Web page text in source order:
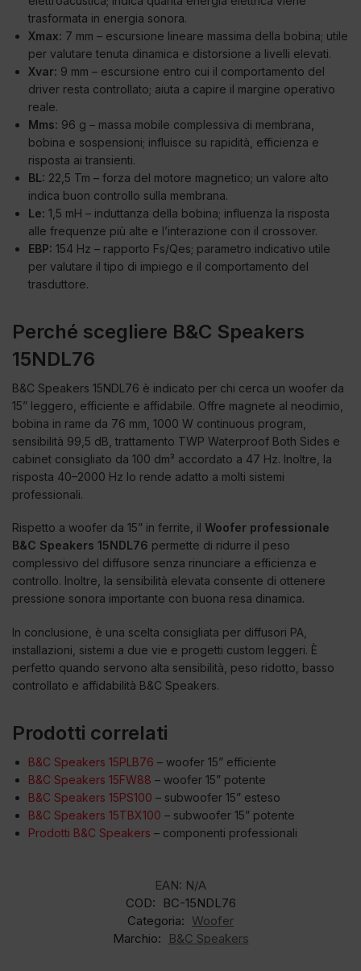
trasformata in energia sonora.
Xmax: 7 mm – escursione lineare massima della bobina; utile
per valutare tenuta dinamica e distorsione a livelli elevati.
Xvar: 9 mm – escursione entro cui il comportamento del
driver resta controllato; aiuta a capire il margine operativo
reale.
Mms: 96 g – massa mobile complessiva di membrana,
bobina e sospensioni; influisce su rapidità, efficienza e
risposta ai transienti.
BL: 22,5 Tm – forza del motore magnetico; un valore alto
indica buon controllo sulla membrana.
Le: 1,5 mH – induttanza della bobina; influenza la risposta
alle frequenze più alte e l’interazione con il crossover.
EBP: 154 Hz – rapporto Fs/Qes; parametro indicativo utile
per valutare il tipo di impiego e il comportamento del
trasduttore.
Perché scegliere B&C Speakers
15NDL76
B&C Speakers 15NDL76 è indicato per chi cerca un woofer da
15” leggero, efficiente e affidabile. Offre magnete al neodimio,
bobina in rame da 76 mm, 1000 W continuous program,
sensibilità 99,5 dB, trattamento TWP Waterproof Both Sides e
cabinet consigliato da 100 dm³ accordato a 47 Hz. Inoltre, la
risposta 40–2000 Hz lo rende adatto a molti sistemi
professionali.
Rispetto a woofer da 15” in ferrite, il Woofer professionale
B&C Speakers 15NDL76 permette di ridurre il peso
complessivo del diffusore senza rinunciare a efficienza e
controllo. Inoltre, la sensibilità elevata consente di ottenere
pressione sonora importante con buona resa dinamica.
In conclusione, è una scelta consigliata per diffusori PA,
installazioni, sistemi a due vie e progetti custom leggeri. È
perfetto quando servono alta sensibilità, peso ridotto, basso
controllato e affidabilità B&C Speakers.
Prodotti correlati
B&C Speakers 15PLB76 – woofer 15” efficiente
B&C Speakers 15FW88 – woofer 15” potente
B&C Speakers 15PS100 – subwoofer 15” esteso
B&C Speakers 15TBX100 – subwoofer 15” potente
Prodotti B&C Speakers – componenti professionali
EAN: N/A
COD:
BC-15NDL76
Categoria: Woofer
Marchio:
B&C Speakers